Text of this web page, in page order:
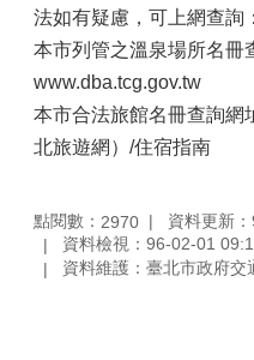
法如有疑慮，可上網查詢：
本市列管之溫泉場所名冊
www.dba.tcg.gov.tw
本市合法旅館名冊查詢網
北旅遊網）/住宿指南
點閱數： 2970
資料更新
資料檢視：96-02-01
資料維護：臺北市政府交